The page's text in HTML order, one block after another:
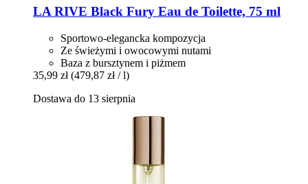
LA RIVE Black Fury Eau de Toilette, 75 ml
Sportowo-elegancka kompozycja
Ze świeżymi i owocowymi nutami
Baza z bursztynem i piżmem
35,99 zł (479,87 zł / l)
Dostawa do 13 sierpnia